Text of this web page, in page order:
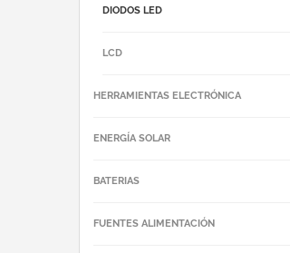
DIODOS LED
LCD
HERRAMIENTAS ELECTRÓNICA
ENERGÍA SOLAR
BATERIAS
FUENTES ALIMENTACIÓN